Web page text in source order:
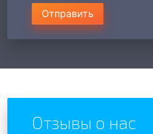
Отправить
Отзывы о нас